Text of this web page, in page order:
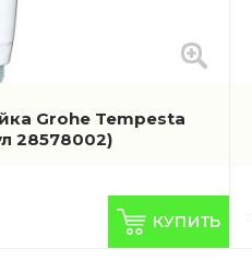
Grohe Tempesta
28578002)